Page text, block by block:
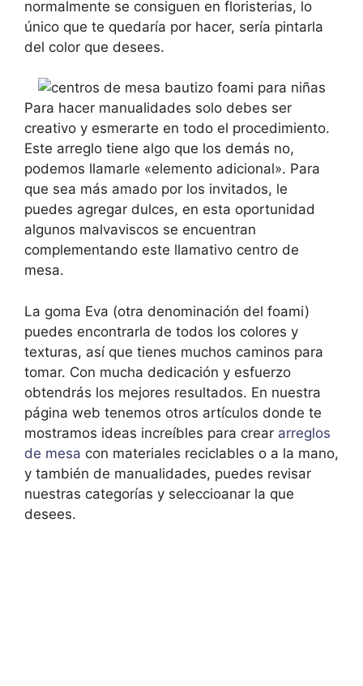
normalmente se consiguen en floristerias, lo
único que te quedaría por hacer, sería pintarla
del color que desees.
Para hacer manualidades solo debes ser
creativo y esmerarte en todo el procedimiento.
Este arreglo tiene algo que los demás no,
podemos llamarle «elemento adicional». Para
que sea más amado por los invitados, le
puedes agregar dulces, en esta oportunidad
algunos malvaviscos se encuentran
complementando este llamativo centro de
mesa.
La goma Eva (otra denominación del foami)
puedes encontrarla de todos los colores y
texturas, así que tienes muchos caminos para
tomar. Con mucha dedicación y esfuerzo
obtendrás los mejores resultados. En nuestra
página web tenemos otros artículos donde te
mostramos ideas increíbles para crear arreglos
de mesa con materiales reciclables o a la mano,
y también de manualidades, puedes revisar
nuestras categorías y seleccioanar la que
desees.